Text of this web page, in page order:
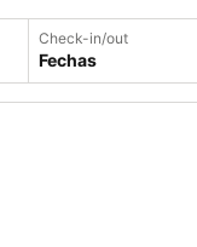
Check-in/out
Fechas